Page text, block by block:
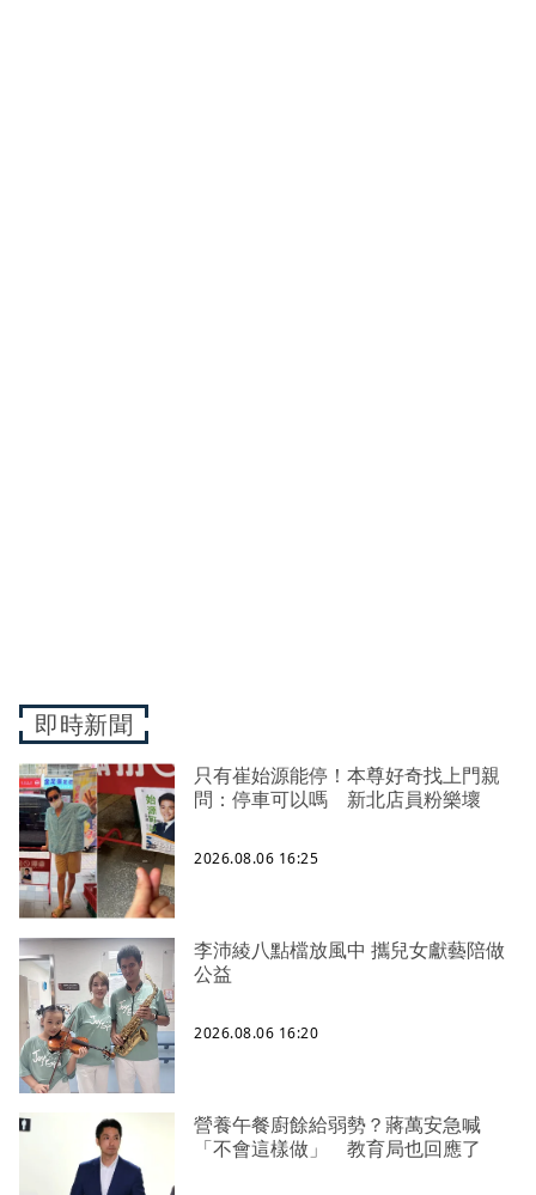
即時新聞
只有崔始源能停！本尊好奇找上門親
問：停車可以嗎 新北店員粉樂壞
2026.08.06 16:25
李沛綾八點檔放風中 攜兒女獻藝陪做
公益
2026.08.06 16:20
營養午餐廚餘給弱勢？蔣萬安急喊
「不會這樣做」 教育局也回應了